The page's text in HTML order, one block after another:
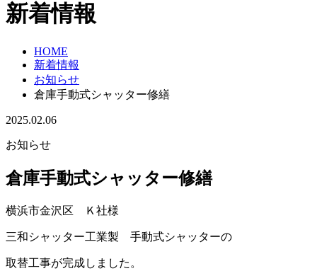
新着情報
HOME
新着情報
お知らせ
倉庫手動式シャッター修繕
2025.02.06
お知らせ
倉庫手動式シャッター修繕
横浜市金沢区 Ｋ社様
三和シャッター工業製 手動式シャッターの
取替工事が完成しました。